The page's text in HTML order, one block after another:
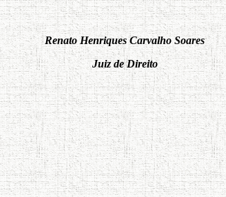
Renato Henriques Carvalho Soares
Juiz de Direito